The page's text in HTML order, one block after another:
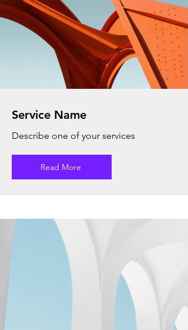
Service Name
Describe one of your services
Read More